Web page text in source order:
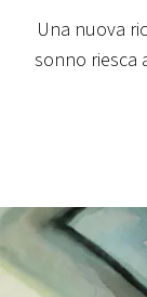
PLAYLIST
CONCORSI
EVENTI
Una nuova
sonno riesca